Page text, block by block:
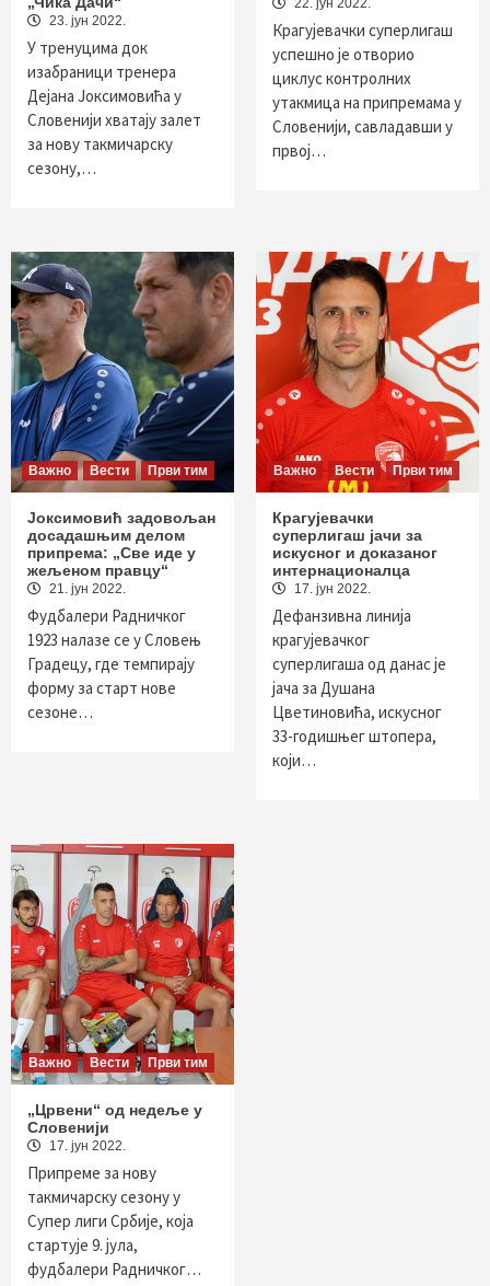
23. јун 2022.
У тренуцима док
изабраници тренера
Дејана Јоксимовића у
Словенији хватају залет
за нову такмичарску
сезону,…
22. јун 2022.
Крагујевачки суперлигаш
успешно је отворио
циклус контролних
утакмица на припремама у
Словенији, савладавши у
првој…
Важно Вести Први тим
Јоксимовић задовољан
досадашњим делом
припрема: „Све иде у
жељеном правцу“
21. јун 2022.
Фудбалери Радничког
1923 налазе се у Словењ
Градецу, где темпирају
форму за старт нове
сезоне…
Важно Вести Први тим
Крагујевачки
суперлигаш јачи за
искусног и доказаног
интернационалца
17. јун 2022.
Дефанзивна линија
крагујевачког
суперлигаша од данас је
јача за Душана
Цветиновића, искусног
33-годишњег штопера,
који…
Важно Вести Први тим
„Црвени“ од недеље у
Словенији
17. јун 2022.
Припреме за нову
такмичарску сезону у
Супер лиги Србије, која
стартује 9. јула,
фудбалери Радничког…